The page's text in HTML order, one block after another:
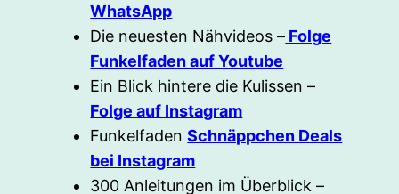
WhatsApp
Die neuesten Nähvideos – Folge
Funkelfaden auf Youtube
Ein Blick hintere die Kulissen –
Folge auf Instagram
FunkelfadenSchnäppchen Deals
bei Instagram
300 Anleitungen im Überblick –